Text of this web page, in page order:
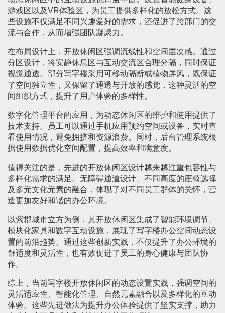
游戏区以及VR体验区，为员工提供多样化的放松方式。这
些设施不仅满足不同兴趣爱好的需求，还促进了跨部门的交
流与合作，从而增强团队凝聚力。
在布局设计上，开放休闲区强调流线性和空间层次感。通过
分区设计，将安静休息区与互动交流区合理分隔，同时保证
视觉通透。部分写字楼采用可移动隔断或植物屏风，既保证
了空间独立性，又保留了通透与开放的感觉，这种灵活的空
间组织方式，提升了用户体验的多样性。
数字化管理平台的应用，为动态休闲区的维护和使用提供了
技术支持。员工可以通过手机应用预约空间或设备，实时查
看使用情况，避免拥挤和资源浪费。同时，后台管理系统根
据使用数据优化空间配置，提高效率和满意度。
值得关注的是，先进的开放休闲区设计越来越注重包容性与
多样化需求的满足。无障碍通道设计、不同高度的座椅选择
及多元文化元素的融合，体现了对不同员工群体的关怀，营
造更加友好和谐的办公环境。
以紫郡城市立方为例，其开放休闲区集成了智能环境调节、
模块化家具和数字互动设施，展现了写字楼办公空间动态设
置的前沿趋势。通过这些创新实践，不仅提升了办公环境的
舒适度和灵活性，也有效促进了员工的身心健康与团队协
作。
综上，当前写字楼开放休闲区的动态设置实践，强调空间的
灵活适应性、智能化管理、自然元素融合以及多样化的互动
体验。这些先进做法为提升办公体验提供了坚实支撑，助力